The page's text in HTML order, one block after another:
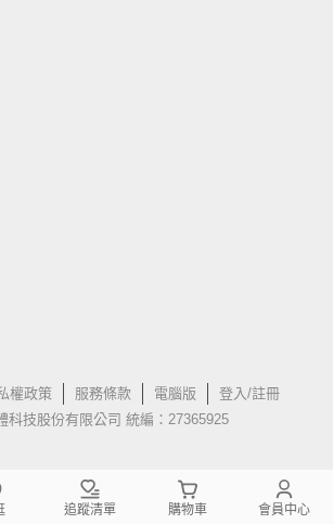
權政策 服務條款 電腦版
登入/註冊
科技股份有限公司 統編：27365925
追蹤清單 購物車 會員中心